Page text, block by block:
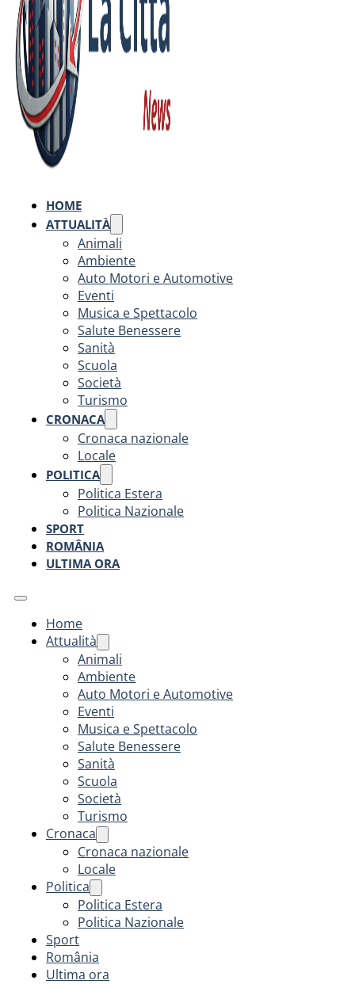
HOME
ATTUALITÀ
Animali
Ambiente
Auto Motori e Automotive
Eventi
Musica e Spettacolo
Salute Benessere
Sanità
Scuola
Società
Turismo
CRONACA
Cronaca nazionale
Locale
POLITICA
Politica Estera
Politica Nazionale
SPORT
ROMÂNIA
ULTIMA ORA
Home
Attualità
Animali
Ambiente
Auto Motori e Automotive
Eventi
Musica e Spettacolo
Salute Benessere
Sanità
Scuola
Società
Turismo
Cronaca
Cronaca nazionale
Locale
Politica
Politica Estera
Politica Nazionale
Sport
România
Ultima ora